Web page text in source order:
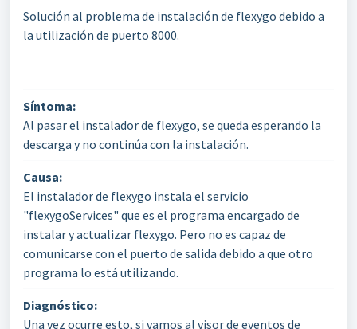
Solución al problema de instalación de flexygo debido a
la utilización de puerto 8000.
Síntoma:
Al pasar el instalador de flexygo, se queda esperando la
descarga y no continúa con la instalación.
Causa:
El instalador de flexygo instala el servicio
"flexygoServices" que es el programa encargado de
instalar y actualizar flexygo. Pero no es capaz de
comunicarse con el puerto de salida debido a que otro
programa lo está utilizando.
Diagnóstico:
Una vez ocurre esto, si vamos al visor de eventos de